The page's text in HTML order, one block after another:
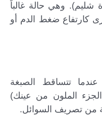
شليم). وهي حالة غالباً
كارتفاع ضغط الدم أو
تتساقط الصبغة
الملون من عينك)
من تصريف السوائل.